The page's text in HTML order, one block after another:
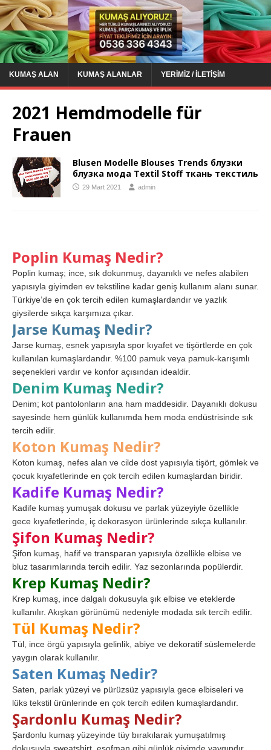
KUMAŞ ALAN KUMAŞ ALANLAR YERIMIZ / İLETIŞIM
2021 Hemdmodelle für
Frauen
Blusen Modelle Blouses Trends блузки
блузка мода Textil Stoff ткань текстиль
29 Mart 2021 admin
Poplin Kumaş Nedir?
Poplin kumaş; ince, sık dokunmuş, dayanıklı ve nefes alabilen
yapısıyla giyimden ev tekstiline kadar geniş kullanım alanı sunar.
Türkiye’de en çok tercih edilen kumaşlardandır ve yazlık
giysilerde sıkça karşımıza çıkar.
Jarse Kumaş Nedir?
Jarse kumaş, esnek yapısıyla spor kıyafet ve tişörtlerde en çok
kullanılan kumaşlardandır. %100 pamuk veya pamuk-karışımlı
seçenekleri vardır ve konfor açısından idealdir.
Denim Kumaş Nedir?
Denim; kot pantolonların ana ham maddesidir. Dayanıklı dokusu
sayesinde hem günlük kullanımda hem moda endüstrisinde sık
tercih edilir.
Koton Kumaş Nedir?
Koton kumaş, nefes alan ve cilde dost yapısıyla tişört, gömlek ve
çocuk kıyafetlerinde en çok tercih edilen kumaşlardan biridir.
Kadife Kumaş Nedir?
Kadife kumaş yumuşak dokusu ve parlak yüzeyiyle özellikle
gece kıyafetlerinde, iç dekorasyon ürünlerinde sıkça kullanılır.
Şifon Kumaş Nedir?
Şifon kumaş, hafif ve transparan yapısıyla özellikle elbise ve
bluz tasarımlarında tercih edilir. Yaz sezonlarında popülerdir.
Krep Kumaş Nedir?
Krep kumaş, ince dalgalı dokusuyla şık elbise ve eteklerde
kullanılır. Akışkan görünümü nedeniyle modada sık tercih edilir.
Tül Kumaş Nedir?
Tül, ince örgü yapısıyla gelinlik, abiye ve dekoratif süslemelerde
yaygın olarak kullanılır.
Saten Kumaş Nedir?
Saten, parlak yüzeyi ve pürüzsüz yapısıyla gece elbiseleri ve
lüks tekstil ürünlerinde en çok tercih edilen kumaşlardandır.
Şardonlu Kumaş Nedir?
Şardonlu kumaş yüzeyinde tüy bırakılarak yumuşatılmış